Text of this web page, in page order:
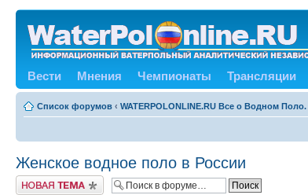
Вести Мнения Чемпионаты Трансляции
Список форумов ‹ WATERPOLONLINE.RU Все о Водном Поло.
Женское водное поло в России
Новая тема